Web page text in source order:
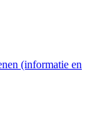
(informatie en